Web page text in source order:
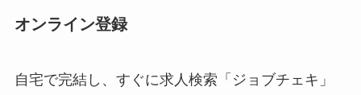
オンライン登録
自宅で完結し、すぐに求人検索「ジョブチェキ」